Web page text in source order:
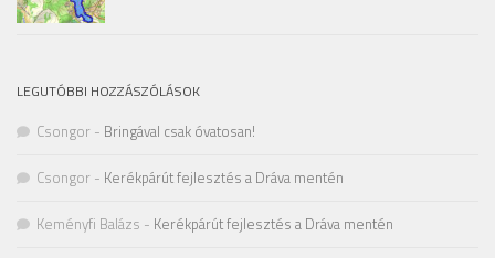
LEGUTÓBBI HOZZÁSZÓLÁSOK
Csongor - Bringával csak óvatosan!
Csongor - Kerékpárút fejlesztés a Dráva mentén
Keményfi Balázs - Kerékpárút fejlesztés a Dráva mentén